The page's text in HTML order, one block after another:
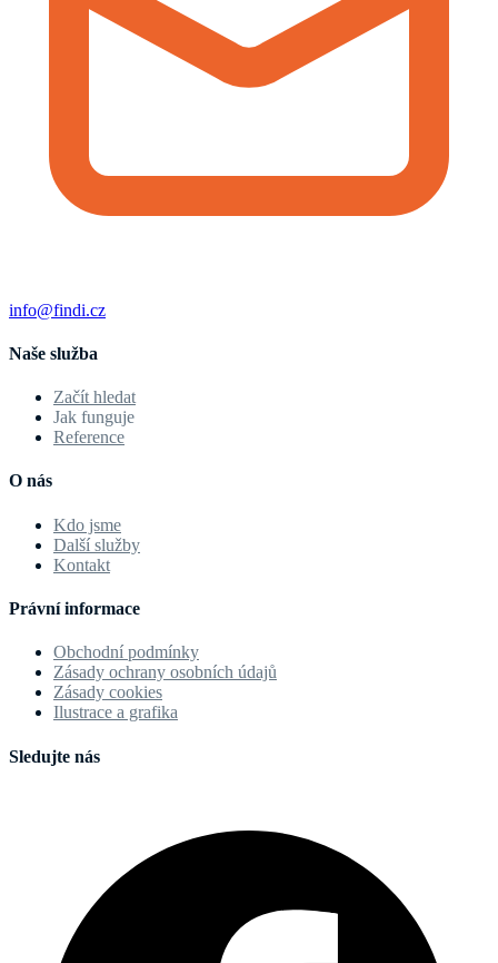
info@findi.cz
Naše služba
Začít hledat
Jak funguje
Reference
O nás
Kdo jsme
Další služby
Kontakt
Právní informace
Obchodní podmínky
Zásady ochrany osobních údajů
Zásady cookies
Ilustrace a grafika
Sledujte nás